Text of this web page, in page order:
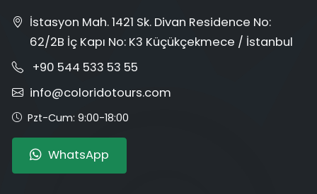
İstasyon Mah. 1421 Sk. Divan Residence No:
62/2B İç Kapı No: K3 Küçükçekmece / İstanbul
+90 544 533 53 55
info@coloridotours.com
Pzt-Cum: 9:00-18:00
WhatsApp